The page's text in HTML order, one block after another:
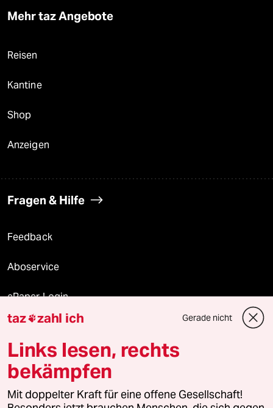
Mehr taz Angebote
Reisen
Kantine
Shop
Anzeigen
Fragen & Hilfe
Feedback
Aboservice
ePaper Login
Downloads für Abonnierende
© 2026 taz Verlags und Vertriebs GmbH
Alle Rechte vorbehalten. Bei rechtlichen Fragen oder für Genehmigungen
wenden Sie sich bitte an lizenzen@taz.de
taz zahl ich Gerade nicht
Links lesen, rechts
bekämpfen
Mit doppelter Kraft für eine offene Gesellschaft!